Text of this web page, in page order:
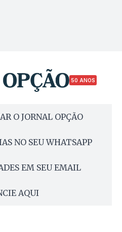
50 ANOS
O JORNAL OPÇÃO
NO SEU WHATSAPP
EM SEU EMAIL
AQUI